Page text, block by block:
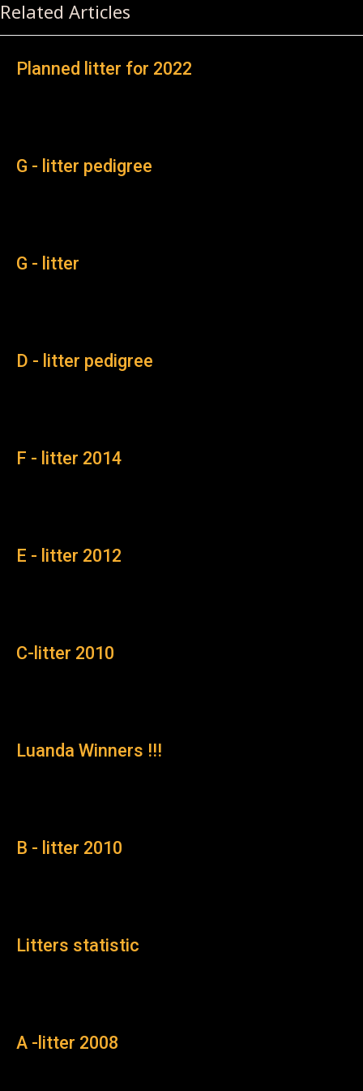
Related Articles
Planned litter for 2022
G - litter pedigree
G - litter
D - litter pedigree
F - litter 2014
E - litter 2012
C-litter 2010
Luanda Winners !!!
B - litter 2010
Litters statistic
A -litter 2008